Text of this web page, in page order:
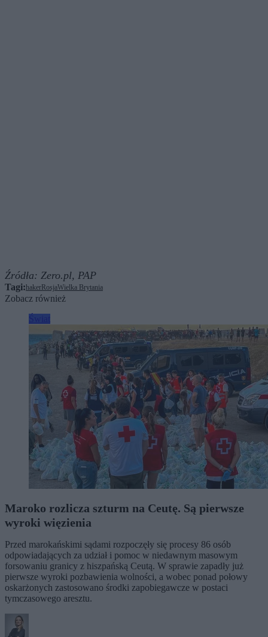
Źródła: Zero.pl, PAP
Tagi: haker RosjaWielka Brytania
Zobacz również
Maroko rozlicza szturm na Ceutę. Są pierwsze
wyroki więzienia
Przed marokańskimi sądami rozpoczęły się procesy 86 osób
odpowiadających za udział i pomoc w niedawnym masowym
forsowaniu granicy z hiszpańską Ceutą. W sprawie zapadły już
pierwsze wyroki pozbawienia wolności, a wobec ponad połowy
oskarżonych zastosowano środki zapobiegawcze w postaci
tymczasowego aresztu.